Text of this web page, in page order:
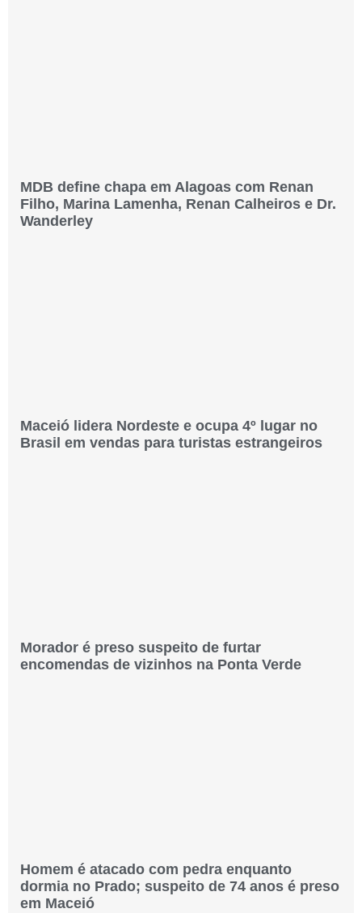
MDB define chapa em Alagoas com Renan
Filho, Marina Lamenha, Renan Calheiros e Dr.
Wanderley
Maceió lidera Nordeste e ocupa 4º lugar no
Brasil em vendas para turistas estrangeiros
Morador é preso suspeito de furtar
encomendas de vizinhos na Ponta Verde
Homem é atacado com pedra enquanto
dormia no Prado; suspeito de 74 anos é preso
em Maceió